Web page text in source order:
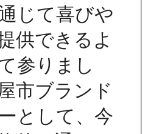
じて喜びや
供できるよ
参りまし
市ブランド
として、今